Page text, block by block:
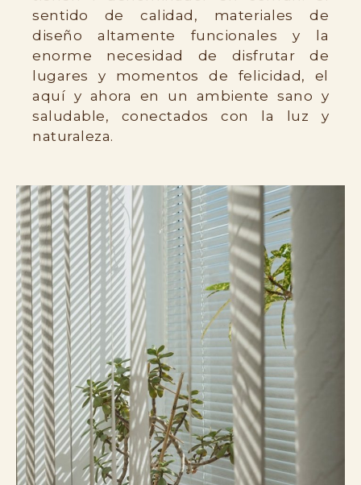
sentido de calidad, materiales de
diseño altamente funcionales y la
enorme necesidad de disfrutar de
lugares y momentos de felicidad, el
aquí y ahora en un ambiente sano y
saludable, conectados con la luz y
naturaleza.